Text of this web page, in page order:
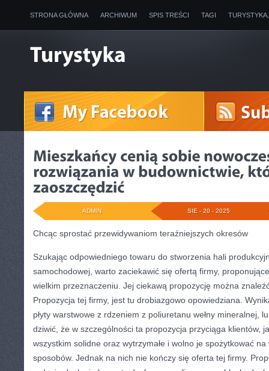
STRONA GŁÓWNA ARCHIWUM SPIS TREŚCI TAGI
SIE - 20 - 2025
ADMIN
Chcąc sprostać przewidywaniom teraźniejszych okresów
Szukając odpowiedniego towaru do stworzenia hali
samochodowej, warto zaciekawić się ofertą firmy,
wielkim przeznaczeniu. Jej ciekawą propozycję można
Propozycja tej firmy, jest tu drobiazgowo opowiedziana.
płyty warstwowe z rdzeniem z poliuretanu wełny mineralnej,
dziwić, że w szczególności ta propozycja przyciąga klientów,
wszystkim solidne oraz wytrzymałe i wolno je spożytkować
sposobów. Jednak na nich nie kończy się oferta tej firmy.